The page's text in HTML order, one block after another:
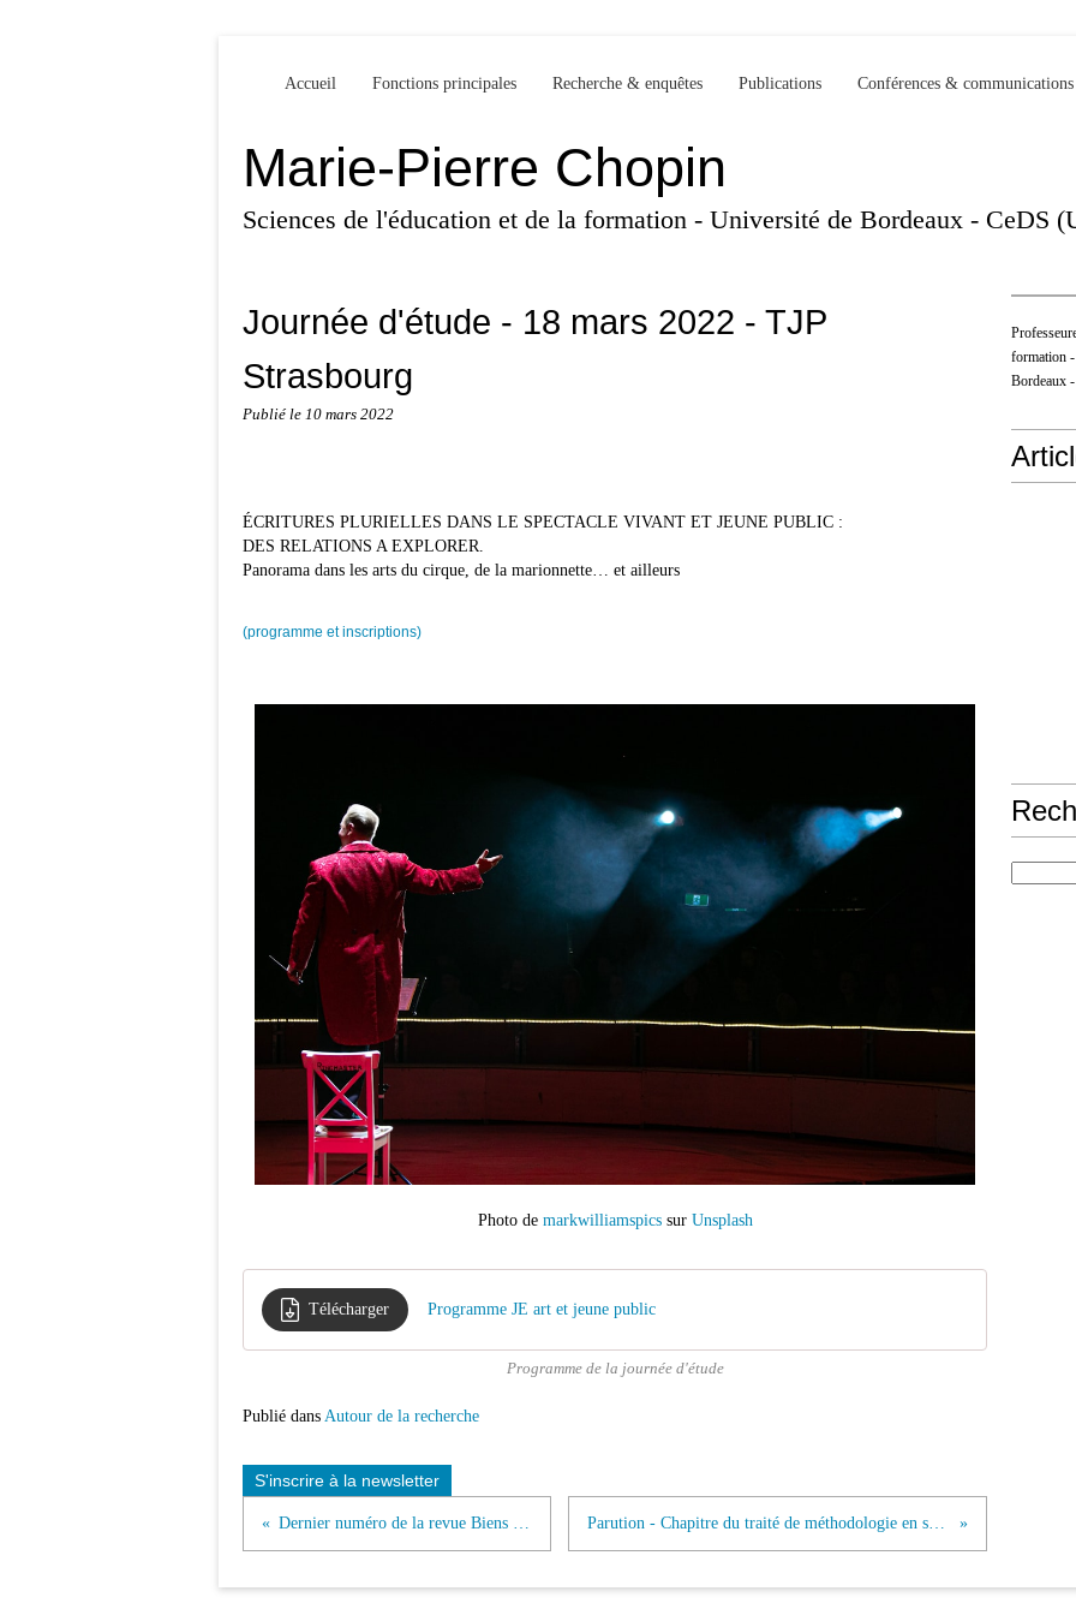
Marie-Pierre Chopin
Sciences de l'éducation et de la formation - Université de Bordeaux - CeDS
Accueil Fonctions principales Recherche & enquêtes Publications Conférences & communications
Journée d'étude - 18 mars 2022 - TJP
Strasbourg
Publié le 10 mars 2022
ÉCRITURES PLURIELLES DANS LE SPECTACLE VIVANT ET JEUNE PUBLIC :
DES RELATIONS A EXPLORER.
Panorama dans les arts du cirque, de la marionnette… et ailleurs
(programme et inscriptions)
Photo de markwilliamspicssur Unsplash
Télécharger Programme JE art et jeune public
Programme de la journée d'étude
Publié dans Autour de la recherche
S'inscrire à la newsletter
Dernier numéro de la revue Biens symboliques/Symbolic goods Parution - Chapitre du traité de méthodologie en sciences de l'éducation et de la formation
formation
Bordeaux -